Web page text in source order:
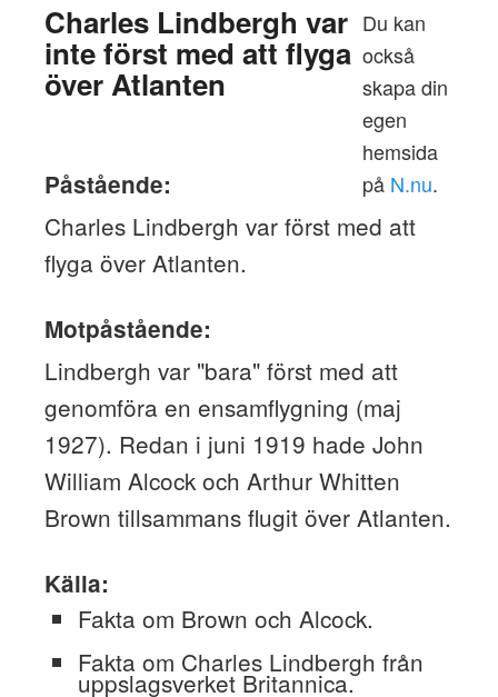
Charles Lindbergh var
inte först med att flyga
över Atlanten
Påstående:
Charles Lindbergh var först med att
flyga över Atlanten.
Motpåstående:
Lindbergh var "bara" först med att
genomföra en ensamflygning (maj
1927). Redan i juni 1919 hade John
William Alcock och Arthur Whitten
Brown tillsammans flugit över Atlanten.
Källa:
Fakta om Brown och Alcock.
Fakta om Charles Lindbergh från
uppslagsverket Britannica.
Du kan
också
skapa din
egen
hemsida
på N.nu.